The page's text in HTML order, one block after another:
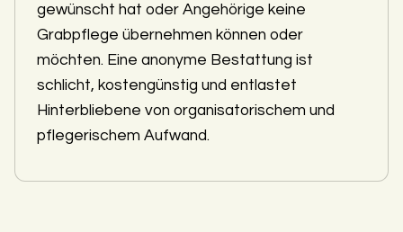
gewünscht hat oder Angehörige keine
Grabpflege übernehmen können oder
möchten. Eine anonyme Bestattung ist
schlicht, kostengünstig und entlastet
Hinterbliebene von organisatorischem und
pflegerischem Aufwand.